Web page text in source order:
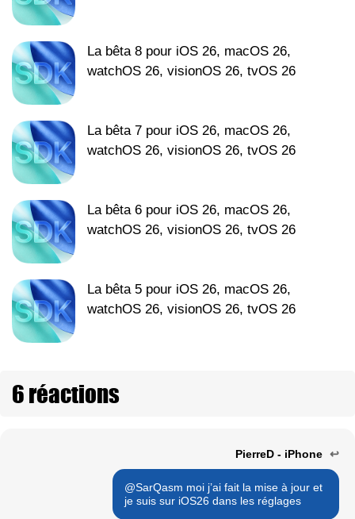
La bêta 8 pour iOS 26, macOS 26,
watchOS 26, visionOS 26, tvOS 26
La bêta 7 pour iOS 26, macOS 26,
watchOS 26, visionOS 26, tvOS 26
La bêta 6 pour iOS 26, macOS 26,
watchOS 26, visionOS 26, tvOS 26
La bêta 5 pour iOS 26, macOS 26,
watchOS 26, visionOS 26, tvOS 26
6 réactions
PierreD - iPhone ↩
@SarQasm moi j’ai fait la mise à jour et
je suis sur iOS26 dans les réglages